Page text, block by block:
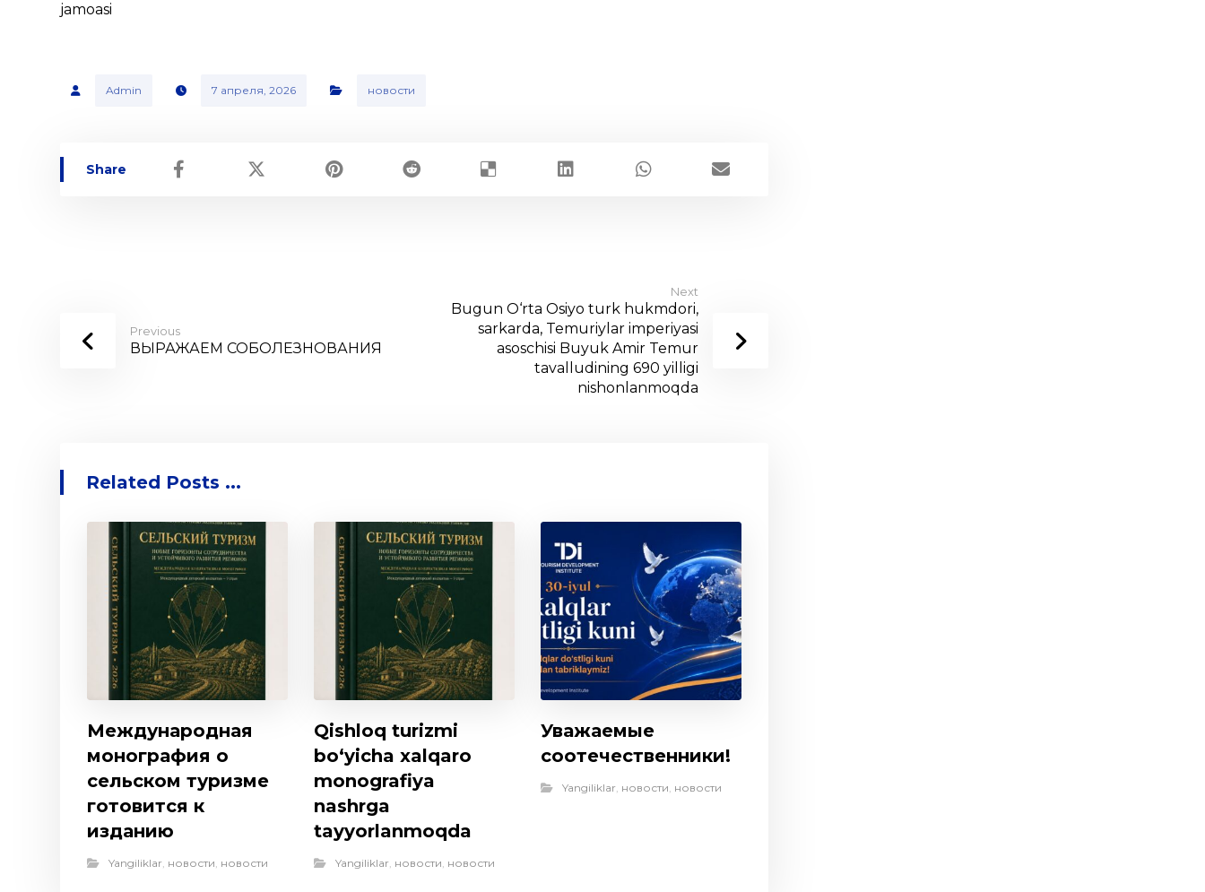
jamoasi
Admin 7 апреля, 2026 новости
Previous
ВЫРАЖАЕМ СОБОЛЕЗНОВАНИЯ
Next
Bugun O‘rta Osiyo turk hukmdori,
sarkarda, Temuriylar imperiyasi
asoschisi Buyuk Amir Temur
tavalludining 690 yilligi
nishonlanmoqda
Related Posts ...
Международная
монография о
сельском туризме
готовится к
изданию
Yangiliklar, новости, новости
Qishloq turizmi
bo‘yicha xalqaro
monografiya
nashrga
tayyorlanmoqda
Yangiliklar, новости, новости
Уважаемые
соотечественники!
Yangiliklar, новости, новости